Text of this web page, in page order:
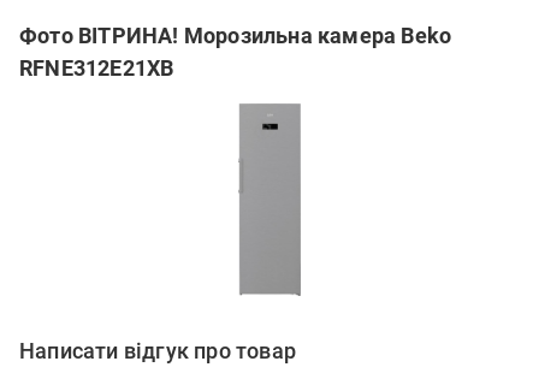
Фото ВІТРИНА! Морозильна камера Beko
RFNE312E21XB
Написати відгук про товар